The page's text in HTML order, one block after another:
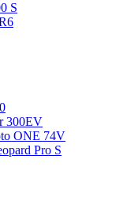
S
300EV
ONE 74V
Pro S